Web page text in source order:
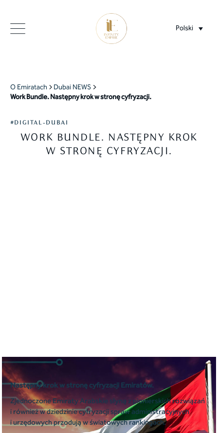
Polski
O Emiratach
Dubai NEWS
Work Bundle. Następny krok w stronę cyfryzacji.
#DIGITAL-DUBAI
WORK BUNDLE. NASTĘPNY KROK
W STRONĘ CYFRYZACJI.
Następny krok w stronę cyfryzacji Emiratów.
Zjednoczone Emiraty Arabskie słyną z pionierskich rozwiązań
i również w dziedzinie cyfryzacji spraw administracyjnych
i urzędowych przodują w światowych rankingach.